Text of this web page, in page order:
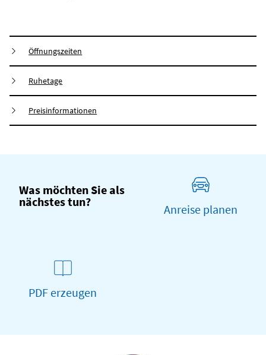
Öffnungszeiten
Ruhetage
Preisinformationen
Was möchten Sie als
nächstes tun? Anreise planen
PDF erzeugen